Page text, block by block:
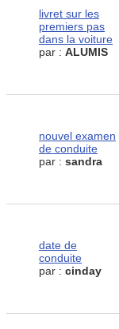
livret sur les
premiers pas
dans la voiture
par : ALUMIS
nouvel examen
de conduite
par : sandra
date de
conduite
par : cinday